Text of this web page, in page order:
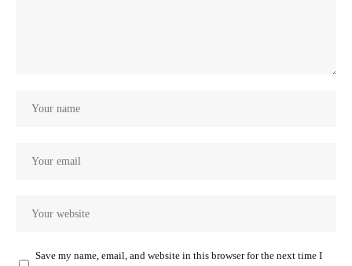
Save my name, email, and website in this browser for the next time I